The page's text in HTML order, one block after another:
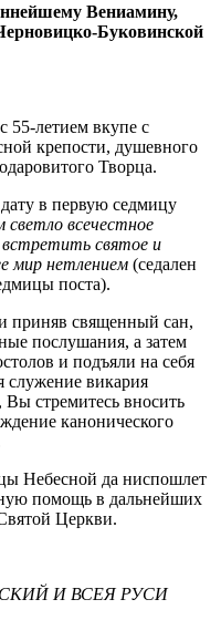
Вениамину,
Буковинской
55-летием вкупе с
крепости, душевного
Творца.
в первую седмицу
светло всечестное
святое и
мир нетлением (седален
поста).
приняв священный сан,
послушания, а затем
и подъяли на себя
служение викария
стремитесь вносить
канонического
Небесной да ниспошлет
помощь в дальнейших
Церкви.
И ВСЕЯ РУСИ